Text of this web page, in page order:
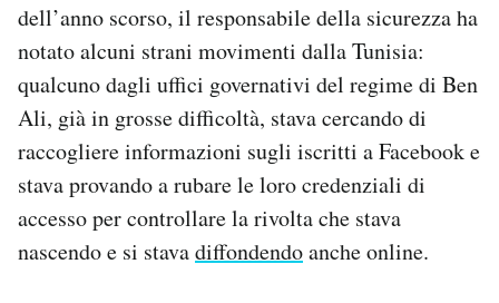
AREA PERSONALE
Area Personale
Newsletter
Notifiche mobile
Regala il Post
Hai bisogno di aiuto?
dell’anno scorso, il responsabile della sicurezza ha
notato alcuni strani movimenti dalla Tunisia:
qualcuno dagli uffici governativi del regime di Ben
Ali, già in grosse difficoltà, stava cercando di
raccogliere informazioni sugli iscritti a Facebook e
stava provando a rubare le loro credenziali di
accesso per controllare la rivolta che stava
nascendo e si stavadiffondendoanche online.